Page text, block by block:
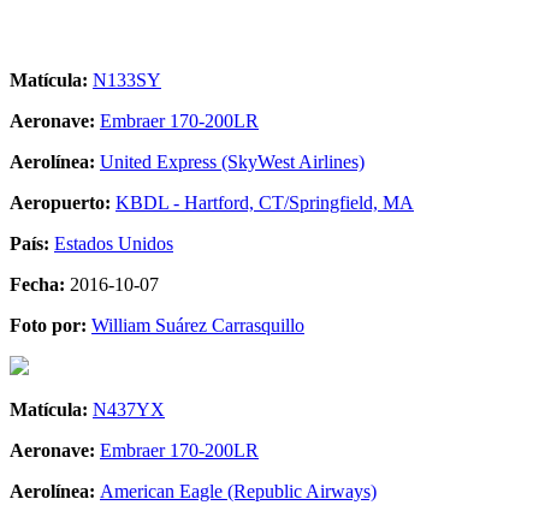
Matícula: N133SY
Aeronave: Embraer 170-200LR
Aerolínea: United Express (SkyWest Airlines)
Aeropuerto: KBDL - Hartford, CT/Springfield, MA
País: Estados Unidos
Fecha: 2016-10-07
Foto por: William Suárez Carrasquillo
Matícula: N437YX
Aeronave: Embraer 170-200LR
Aerolínea: American Eagle (Republic Airways)